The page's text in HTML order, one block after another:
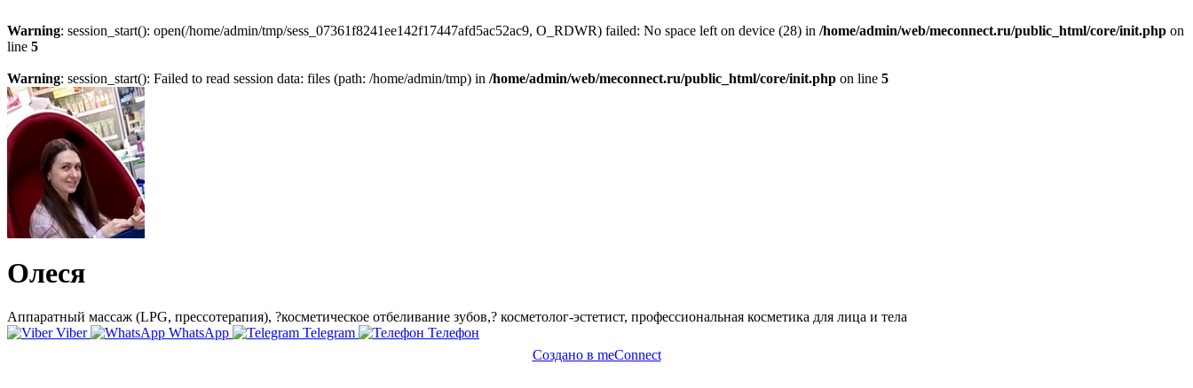
Warning: session_start(): open(/home/admin/tmp/sess_07361f8241ee142f17447afd5ac52ac9, O_RDWR) failed: No space left on device (28) in /home/admin/web/meconnect.ru/public_html/core/init.php on
line 5
Warning: session_start(): Failed to read session data: files (path: /home/admin/tmp) in /home/admin/web/meconnect.ru/public_html/core/init.php on line 5
Олеся
Аппаратный массаж (LPG, прессотерапия), ?косметическое отбеливание зубов,? косметолог-эстетист, профессиональная косметика для лица и тела
Viber
WhatsApp Telegram
Телефон
Создано в meConnect